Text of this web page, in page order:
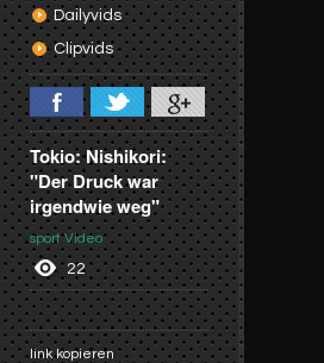
Dailyvids
Clipvids
Tokio: Nishikori:
"Der Druck war
irgendwie weg"
sport Video
22
link kopieren